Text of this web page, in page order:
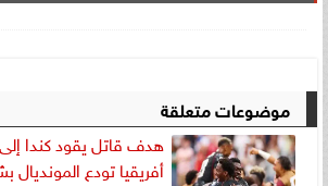
موضوعات متعلقة
أفريقيا تودع